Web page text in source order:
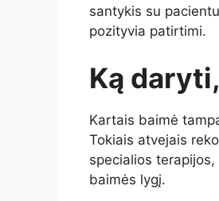
santykis su
pozityvia patirtimi.
Ką
Kartais baimė
Tokiais atvejais
specialios
baimės lygį.